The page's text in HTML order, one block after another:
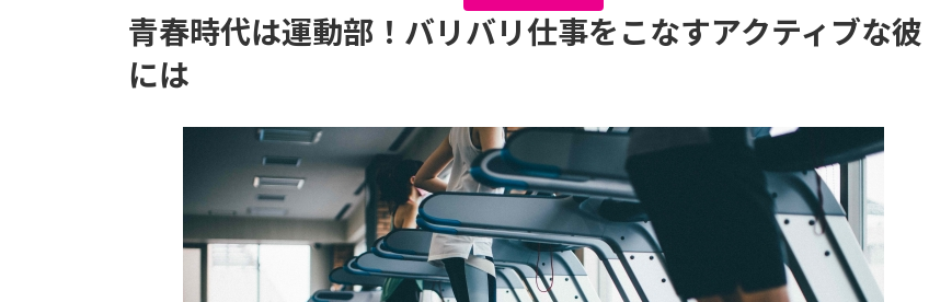
青春時代は運動部！バリバリ仕事をこなすアクティブな彼
には